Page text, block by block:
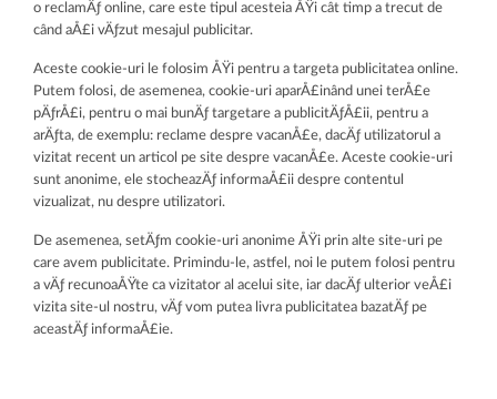
o reclamÄƒ online, care este tipul acesteia ÅŸi cât timp a trecut de
când aÅ£i vÄƒzut mesajul publicitar.
Aceste cookie-uri le folosim ÅŸi pentru a targeta publicitatea online.
Putem folosi, de asemenea, cookie-uri aparÅ£inând unei terÅ£e
pÄƒrÅ£i, pentru o mai bunÄƒ targetare a publicitÄƒÅ£ii, pentru a
arÄƒta, de exemplu: reclame despre vacanÅ£e, dacÄƒ utilizatorul a
vizitat recent un articol pe site despre vacanÅ£e. Aceste cookie-uri
sunt anonime, ele stocheazÄƒ informaÅ£ii despre contentul
vizualizat, nu despre utilizatori.
De asemenea, setÄƒm cookie-uri anonime ÅŸi prin alte site-uri pe
care avem publicitate. Primindu-le, astfel, noi le putem folosi pentru
a vÄƒ recunoaÅŸte ca vizitator al acelui site, iar dacÄƒ ulterior veÅ£i
vizita site-ul nostru, vÄƒ vom putea livra publicitatea bazatÄƒ pe
aceastÄƒ informaÅ£ie.